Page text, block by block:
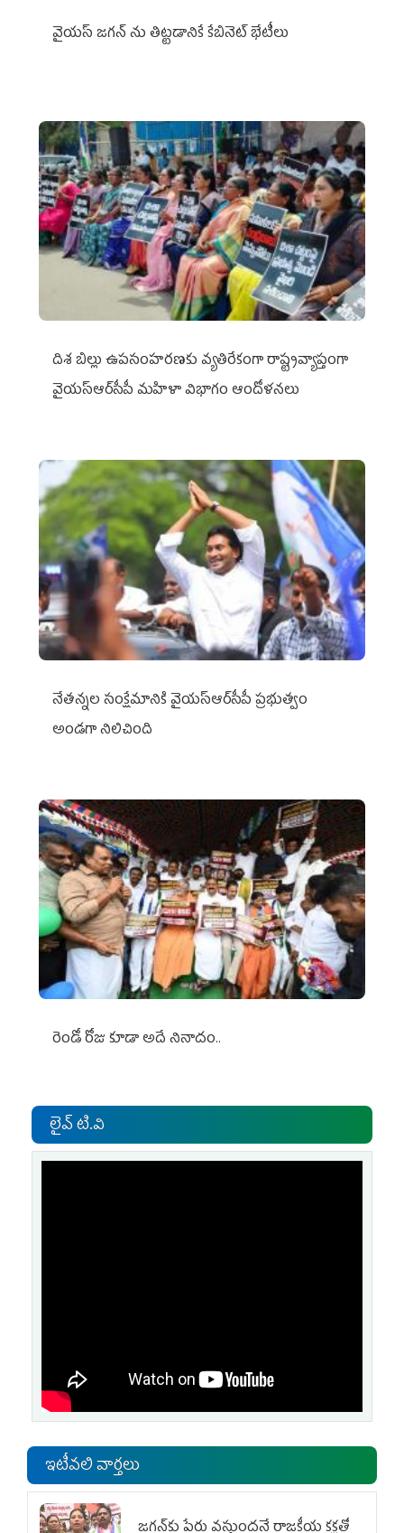
వైయ‌స్ జగన్‌ ను తిట్టడానికే కేబినెట్‌ భేటీలు
దిశ బిల్లు ఉపసంహరణకు వ్యతిరేకంగా రాష్ట్రవ్యాప్తంగా
వైయ‌స్ఆర్‌సీపీ మహిళా విభాగం ఆందోళనలు
నేతన్నల సంక్షేమానికి వైయ‌స్ఆర్‌సీపీ ప్రభుత్వం
అండగా నిలిచింది
రెండో రోజు కూడా అదే నినాదం..
లైవ్ టి.వి
ఇటీవలి వార్తలు